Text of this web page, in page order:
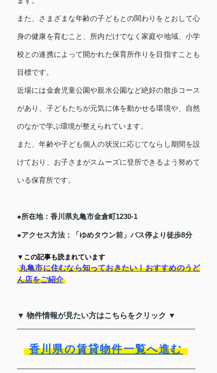
また、さまざまな年齢の子どもとの関わりをとおして心
身の健康を育むこと、所内だけでなく家庭や地域、小学
校との連携によって開かれた保育所作りを目指すことも
目標です。
近場には金倉児童公園や親水公園など絶好の散歩コース
があり、子どもたちが元気に体を動かせる環境や、自然
のなかで学ぶ環境が整えられています。
また、年齢や子ども個人の状況に応じてならし期間を設
けており、お子さまがスムーズに登所できるよう努めて
いる保育所です。
●所在地：香川県丸亀市金倉町1230-1
●アクセス方法：「ゆめタウン前」バス停より徒歩8分
▼この記事も読まれています
丸亀市に住むなら知っておきたい！おすすめのうど
ん店をご紹介
▼ 物件情報が見たい方はこちらをクリック ▼
香川県の賃貸物件一覧へ進む